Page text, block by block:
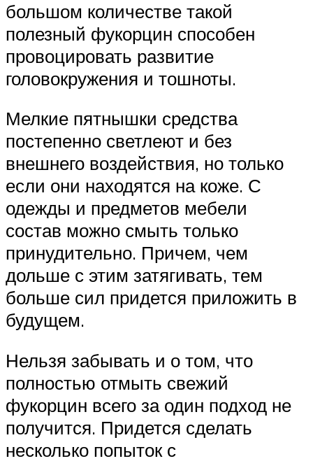
большом количестве такой
полезный фукорцин способен
провоцировать развитие
головокружения и тошноты.
Мелкие пятнышки средства
постепенно светлеют и без
внешнего воздействия, но только
если они находятся на коже. С
одежды и предметов мебели
состав можно смыть только
принудительно. Причем, чем
дольше с этим затягивать, тем
больше сил придется приложить в
будущем.
Нельзя забывать и о том, что
полностью отмыть свежий
фукорцин всего за один подход не
получится. Придется сделать
несколько попыток с